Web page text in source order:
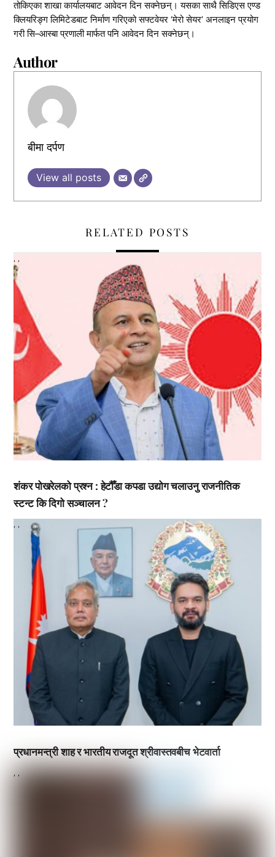
तोकिएका शाखा कार्यालयबाट आवेदन दिन सक्नेछन्। यसका साथै सिडिएस एण्ड
क्लियरिङ्ग लिमिटेडबाट निर्माण गरिएको सफ्टवेयर ‘मेरो सेयर’ अनलाइन प्रयोग
गरी सि–आस्बा प्रणाली मार्फत पनि आवेदन दिन सक्नेछन्।
Author
बीमा दर्पण
View all posts
RELATED POSTS
, ,
शंकर पोखरेलको प्रश्न : हेटौँडा कपडा उद्योग चलाउनु राजनीतिक
स्टन्ट कि दिगो सञ्चालन ?
प्रधानमन्त्री शाह र भारतीय राजदूत श्रीवास्तवबीच भेटवार्ता
, ,